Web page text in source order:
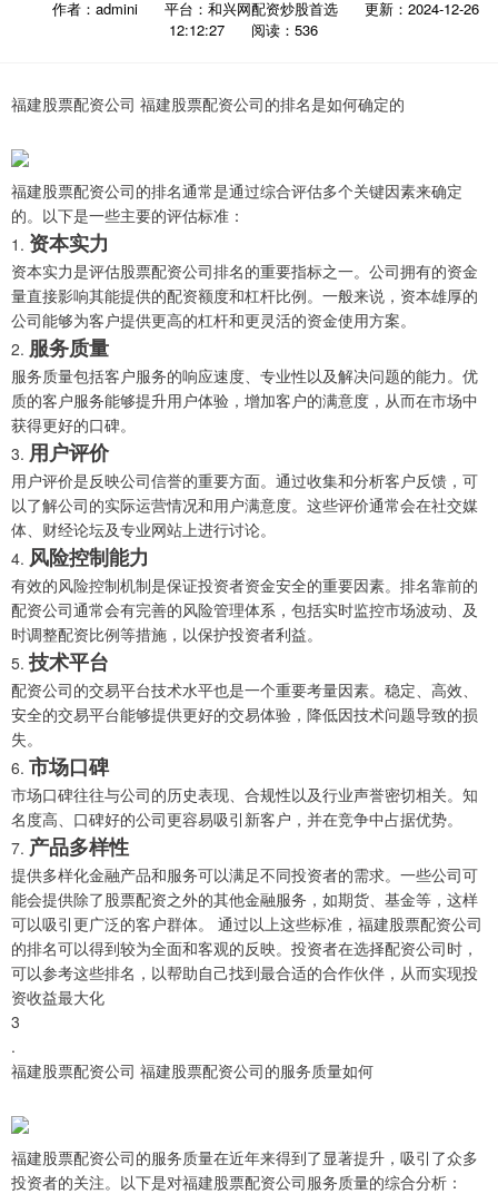
作者：admini 平台：和兴网配资炒股首选
更新：2024-12-26
12:12:27
阅读：536
福建股票配资公司 福建股票配资公司的排名是如何确定的
福建股票配资公司的排名通常是通过综合评估多个关键因素来确定
的。以下是一些主要的评估标准：
1. 资本实力
资本实力是评估股票配资公司排名的重要指标之一。公司拥有的资金
量直接影响其能提供的配资额度和杠杆比例。一般来说，资本雄厚的
公司能够为客户提供更高的杠杆和更灵活的资金使用方案。
2. 服务质量
服务质量包括客户服务的响应速度、专业性以及解决问题的能力。优
质的客户服务能够提升用户体验，增加客户的满意度，从而在市场中
获得更好的口碑。
3. 用户评价
用户评价是反映公司信誉的重要方面。通过收集和分析客户反馈，可
以了解公司的实际运营情况和用户满意度。这些评价通常会在社交媒
体、财经论坛及专业网站上进行讨论。
4. 风险控制能力
有效的风险控制机制是保证投资者资金安全的重要因素。排名靠前的
配资公司通常会有完善的风险管理体系，包括实时监控市场波动、及
时调整配资比例等措施，以保护投资者利益。
5. 技术平台
配资公司的交易平台技术水平也是一个重要考量因素。稳定、高效、
安全的交易平台能够提供更好的交易体验，降低因技术问题导致的损
失。
6. 市场口碑
市场口碑往往与公司的历史表现、合规性以及行业声誉密切相关。知
名度高、口碑好的公司更容易吸引新客户，并在竞争中占据优势。
7. 产品多样性
提供多样化金融产品和服务可以满足不同投资者的需求。一些公司可
能会提供除了股票配资之外的其他金融服务，如期货、基金等，这样
可以吸引更广泛的客户群体。
通过以上这些标准，福建股票配资公司
的排名可以得到较为全面和客观的反映。投资者在选择配资公司时，
可以参考这些排名，以帮助自己找到最合适的合作伙伴，从而实现投
资收益最大化
3
.
福建股票配资公司 福建股票配资公司的服务质量如何
福建股票配资公司的服务质量在近年来得到了显著提升，吸引了众多
投资者的关注。以下是对福建股票配资公司服务质量的综合分析：